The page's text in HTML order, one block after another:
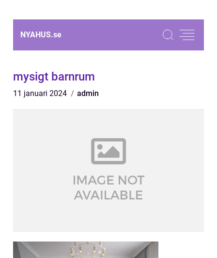
NYAHUS.se
mysigt barnrum
11 januari 2024 admin